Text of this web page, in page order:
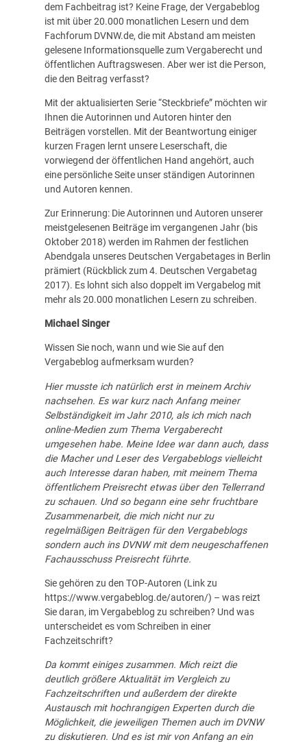
dem Fachbeitrag ist? Keine Frage, der Vergabeblog
ist mit über 20.000 monatlichen Lesern und dem
Fachforum DVNW.de, die mit Abstand am meisten
gelesene Informationsquelle zum Vergaberecht und
öffentlichen Auftragswesen. Aber wer ist die Person,
die den Beitrag verfasst?
Mit der aktualisierten Serie “Steckbriefe” möchten wir
Ihnen die Autorinnen und Autoren hinter den
Beiträgen vorstellen. Mit der Beantwortung einiger
kurzen Fragen lernt unsere Leserschaft, die
vorwiegend der öffentlichen Hand angehört, auch
eine persönliche Seite unser ständigen Autorinnen
und Autoren kennen.
Zur Erinnerung: Die Autorinnen und Autoren unserer
meistgelesenen Beiträge im vergangenen Jahr (bis
Oktober 2018) werden im Rahmen der festlichen
Abendgala unseres Deutschen Vergabetages in Berlin
prämiert (Rückblick zum 4. Deutschen Vergabetag
2017). Es lohnt sich also doppelt im Vergabelog mit
mehr als 20.000 monatlichen Lesern zu schreiben.
Michael Singer
Wissen Sie noch, wann und wie Sie auf den
Vergabeblog aufmerksam wurden?
Hier musste ich natürlich erst in meinem Archiv
nachsehen. Es war kurz nach Anfang meiner
Selbständigkeit im Jahr 2010, als ich mich nach
online-Medien zum Thema Vergaberecht
umgesehen habe. Meine Idee war dann auch, dass
die Macher und Leser des Vergabeblogs vielleicht
auch Interesse daran haben, mit meinem Thema
öffentlichem Preisrecht etwas über den Tellerrand
zu schauen. Und so begann eine sehr fruchtbare
Zusammenarbeit, die mich nicht nur zu
regelmäßigen Beiträgen für den Vergabeblogs
sondern auch ins DVNW mit dem neugeschaffenen
Fachausschuss Preisrecht führte.
Sie gehören zu den TOP-Autoren (Link zu
https://www.vergabeblog.de/autoren/) – was reizt
Sie daran, im Vergabeblog zu schreiben? Und was
unterscheidet es vom Schreiben in einer
Fachzeitschrift?
Da kommt einiges zusammen. Mich reizt die
deutlich größere Aktualität im Vergleich zu
Fachzeitschriften und außerdem der direkte
Austausch mit hochrangigen Experten durch die
Möglichkeit, die jeweiligen Themen auch im DVNW
zu diskutieren. Und es ist mir von Anfang an ein